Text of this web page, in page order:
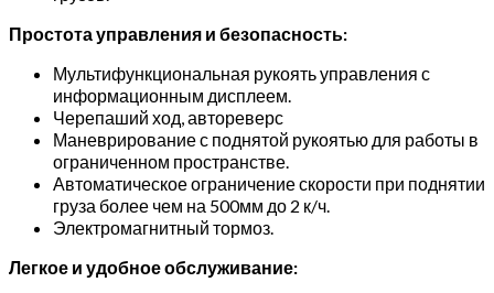
Простота управления и безопасность:
Мультифункциональная рукоять управления с
информационным дисплеем.
Черепаший ход, автореверс
Маневрирование с поднятой рукоятью для работы в
ограниченном пространстве.
Автоматическое ограничение скорости при поднятии
груза более чем на 500мм до 2 к/ч.
Электромагнитный тормоз.
Легкое и удобное обслуживание: